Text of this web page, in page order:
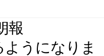
報
ようになりま